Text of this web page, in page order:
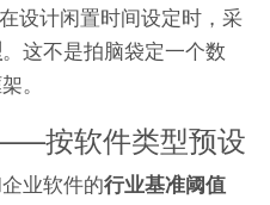
设计闲置时间设定时，采
。这不是拍脑袋定一个数
。
按软件类型预设
业软件的行业基准阈值